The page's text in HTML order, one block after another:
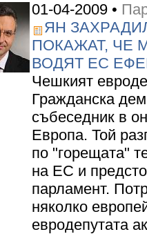
01-04-2009 •
ЯН
ПОКАЖАТ, ЧЕ
ВОДЯТ ЕС
Чешкият
Гражданска
събеседник в
Европа. Той
по "горещата"
на ЕС и
парламент.
няколко
евродепутата